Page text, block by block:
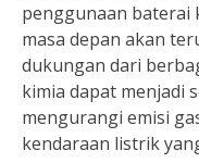
penggunaan baterai
masa depan akan
dukungan dari
kimia dapat menjadi
mengurangi emisi
kendaraan listrik